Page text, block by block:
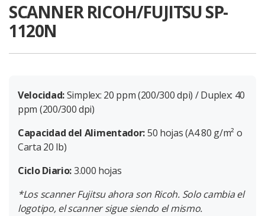
SCANNER RICOH/FUJITSU SP-
1120N
Velocidad:Simplex: 20 ppm (200/300 dpi) / Duplex: 40
ppm (200/300 dpi)
Capacidad del Alimentador:50 hojas (A4 80 g/m² o
Carta 20 lb)
Ciclo Diario:3.000 hojas
*Los scanner Fujitsu ahora son Ricoh. Solo cambia el
logotipo, el scanner sigue siendo el mismo.